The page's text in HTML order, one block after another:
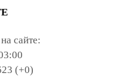
сайте:
(+0)